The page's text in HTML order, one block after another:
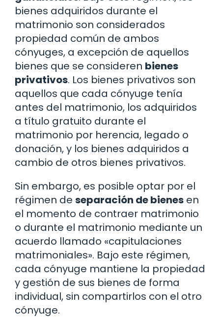
bienes adquiridos durante el
matrimonio son considerados
propiedad común de ambos
cónyuges, a excepción de aquellos
bienes que se consideren bienes
privativos. Los bienes privativos son
aquellos que cada cónyuge tenía
antes del matrimonio, los adquiridos
a título gratuito durante el
matrimonio por herencia, legado o
donación, y los bienes adquiridos a
cambio de otros bienes privativos.
Sin embargo, es posible optar por el
régimen de separación de bienes en
el momento de contraer matrimonio
o durante el matrimonio mediante un
acuerdo llamado «capitulaciones
matrimoniales». Bajo este régimen,
cada cónyuge mantiene la propiedad
y gestión de sus bienes de forma
individual, sin compartirlos con el otro
cónyuge.